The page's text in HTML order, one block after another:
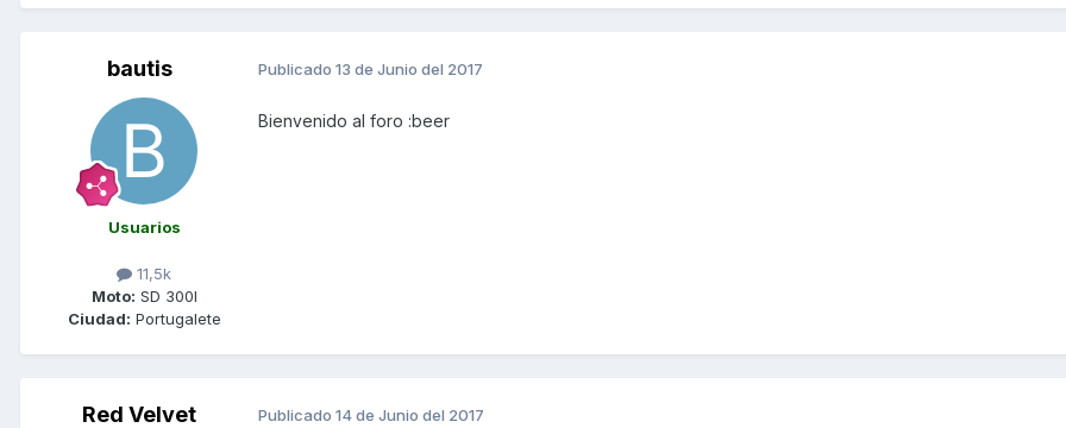
bautis
Usuarios
11,5k
Moto: SD 300I
Ciudad: Portugalete
Publicado 13 de Junio del 2017
Bienvenido al foro :beer
Red Velvet Publicado 14 de Junio del 2017